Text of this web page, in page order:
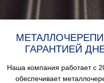
ГАРАНТИЕЙ
Наша компания работает с
обеспечивает